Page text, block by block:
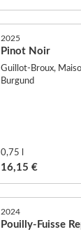
2025
Pinot Noir
Guillot-Broux,
Burgund
0,75 l
16,15 €
2024
Pouilly-Fuisse